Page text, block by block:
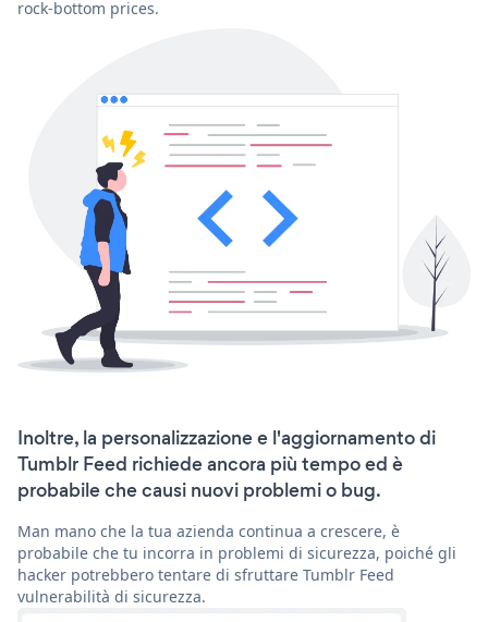
rock-bottom prices.
Inoltre, la personalizzazione e l'aggiornamento di
Tumblr Feed richiede ancora più tempo ed è
probabile che causi nuovi problemi o bug.
Man mano che la tua azienda continua a crescere, è
probabile che tu incorra in problemi di sicurezza, poiché gli
hacker potrebbero tentare di sfruttare Tumblr Feed
vulnerabilità di sicurezza.